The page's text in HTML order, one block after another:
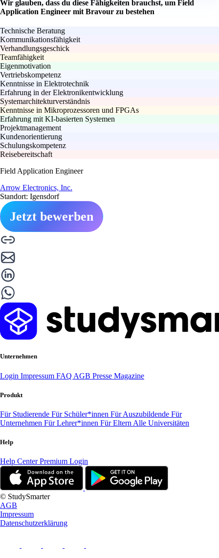
Wir glauben, dass du diese Fähigkeiten brauchst, um Field
Application Engineer mit Bravour zu bestehen
Technische Beratung
Kommunikationsfähigkeit
Verhandlungsgeschick
Teamfähigkeit
Eigenmotivation
Vertriebskompetenz
Kenntnisse in Elektrotechnik
Erfahrung in der Elektronikentwicklung
Systemarchitekturverständnis
Kenntnisse in Mikroprozessoren und FPGAs
Erfahrung mit KI-basierten Systemen
Projektmanagement
Kundenorientierung
Schulungskompetenz
Reisebereitschaft
Field Application Engineer
Arrow Electronics, Inc.
Standort: Igensdorf
Jetzt bewerben
Unternehmen
Login Impressum FAQ AGB Presse Magazine
Produkt
Für Studierende Für Schüler*innen Für Auszubildende Für
Unternehmen Für Lehrer*innen Für Eltern Alle Universitäten
Help
Help CenterPremium Login
© StudySmarter
AGB
Impressum
Datenschutzerklärung